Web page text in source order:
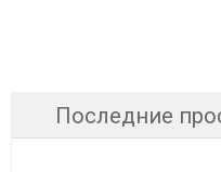
Последние